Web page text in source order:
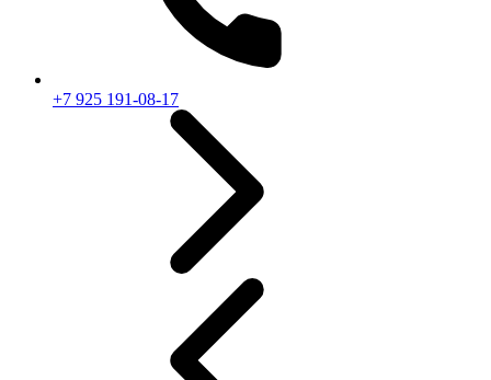
+7 925 191-08-17